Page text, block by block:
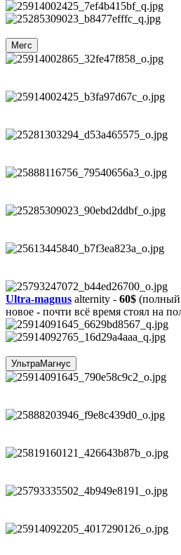
Мегс
Ultra-magnus alternity - 60$ (полный
новое - почти всё время стоял на
УльтраМагнус